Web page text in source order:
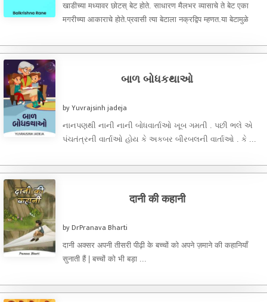
खाडीच्या मध्यावर छोटस् बेट होते. साधारण मैलभर व्यासाचे ते बेट एका
मगरीच्या आकाराचे होते.प्रवासी त्या बेटाला नक्रद्विप म्हणत.या बेटामुळे
બાળ બોધકથાઓ
by Yuvrajsinh jadeja
નાનપણથી નાની નાની બોધવાર્તાઓ ખૂબ ગમતી . પછી ભલે એ
પંચતંત્રની વાર્તાઓ હોય કે અકબર બીરબલની વાર્તાઓ . કે ...
दानी की कहानी
by DrPranava Bharti
दानी अक्सर अपनी तीसरी पीढ़ी के बच्चों को अपने ज़माने की कहानियाँ
सुनाती हैं | बच्चों को भी बड़ा ...